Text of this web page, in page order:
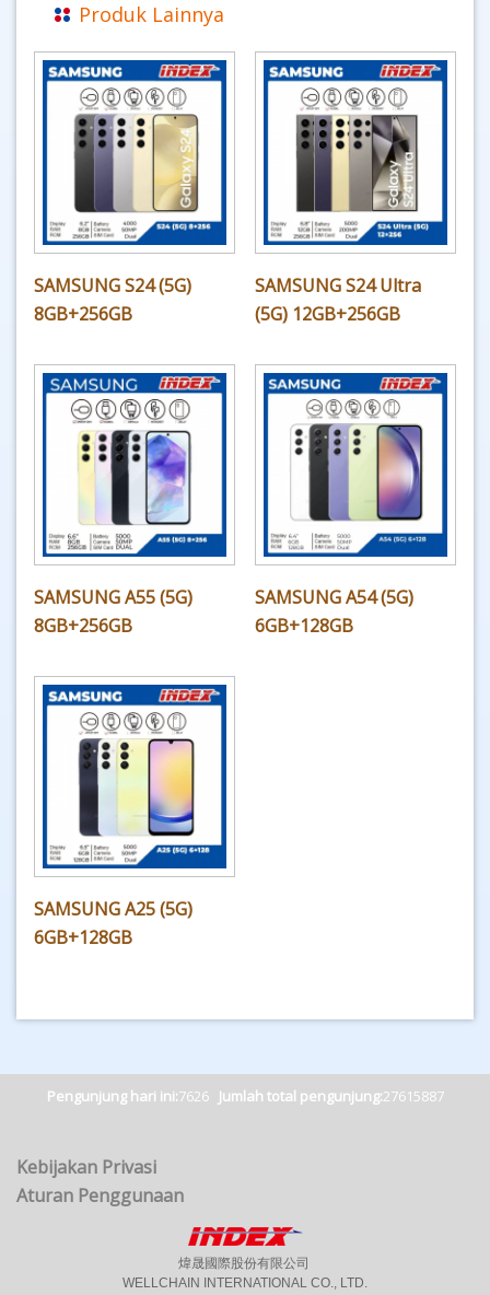
Produk Lainnya
SAMSUNG S24 (5G)
8GB+256GB
SAMSUNG S24 Ultra
(5G) 12GB+256GB
SAMSUNG A55 (5G)
8GB+256GB
SAMSUNG A54 (5G)
6GB+128GB
SAMSUNG A25 (5G)
6GB+128GB
Pengunjung hari ini:7626 Jumlah total pengunjung:27615887
Kebijakan Privasi
Aturan Penggunaan
煒晟國際股份有限公司
WELLCHAIN INTERNATIONAL CO., LTD.